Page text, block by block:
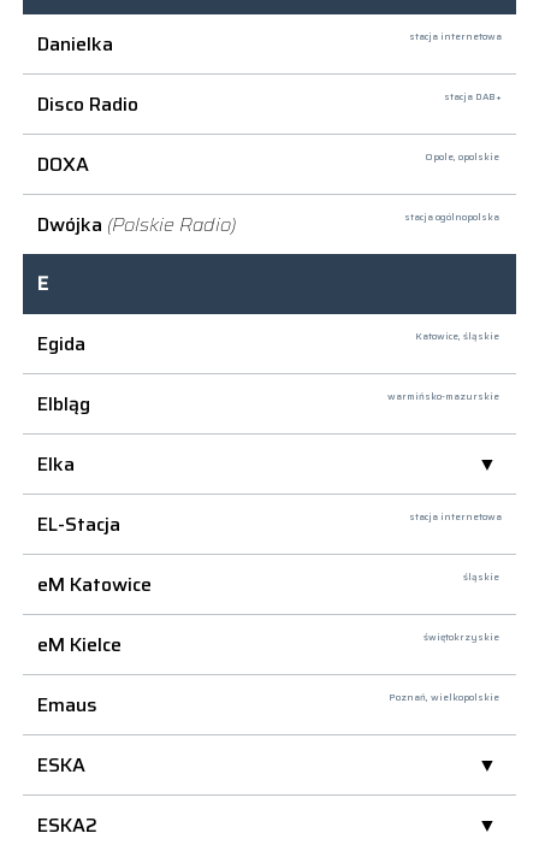
Danielka
stacja internetowa
Disco Radio stacja DAB+
DOXA Opole, opolskie
Dwójka (Polskie Radio) stacja ogólnopolska
E
Egida
Katowice, śląskie
Elbląg warmińsko-mazurskie
Elka
EL-Stacja
stacja internetowa
eM Katowice śląskie
eM Kielce świętokrzyskie
Emaus Poznań, wielkopolskie
ESKA
ESKA2